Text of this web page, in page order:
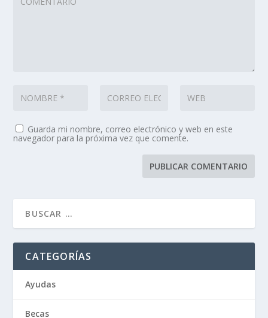
Guarda mi nombre, correo electrónico y web en este
navegador para la próxima vez que comente.
CATEGORÍAS
Ayudas
Becas